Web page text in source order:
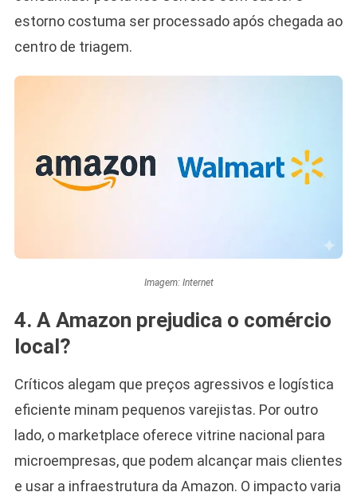
estorno costuma ser processado após chegada ao
centro de triagem.
Imagem: Internet
4. A Amazon prejudica o comércio
local?
Críticos alegam que preços agressivos e logística
eficiente minam pequenos varejistas. Por outro
lado, o marketplace oferece vitrine nacional para
microempresas, que podem alcançar mais clientes
e usar a infraestrutura da Amazon. O impacto varia